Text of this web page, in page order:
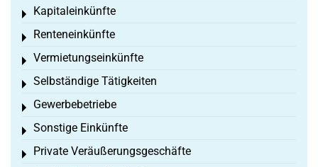
Kapitaleinkünfte
Toggle menu
Renteneinkünfte
Toggle menu
Vermietungseinkünfte
Toggle menu
Selbständige Tätigkeiten
Toggle menu
Gewerbebetriebe
Toggle menu
Sonstige Einkünfte
Toggle menu
Private Veräußerungsgeschäfte
Toggle menu